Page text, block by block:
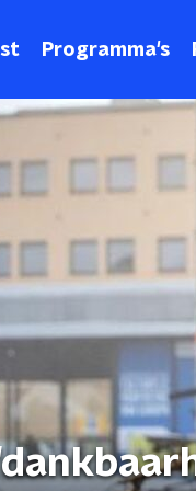
Programma's